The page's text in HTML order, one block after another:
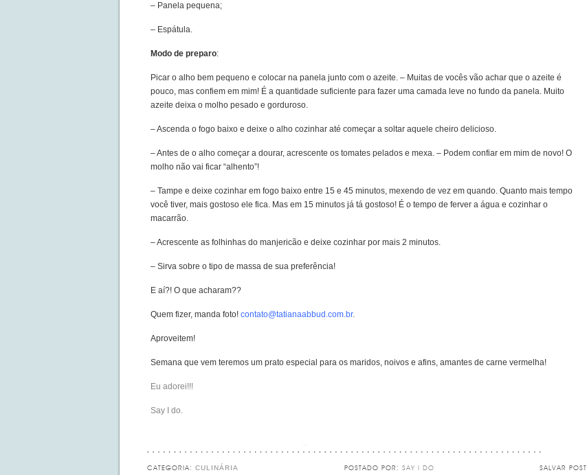
– Panela pequena;
– Espátula.
Modo de preparo:
Picar o alho bem pequeno e colocar na panela junto com o azeite. – Muitas de vocês vão achar que o azeite é
pouco, mas confiem em mim! É a quantidade suficiente para fazer uma camada leve no fundo da panela. Muito
azeite deixa o molho pesado e gorduroso.
– Ascenda o fogo baixo e deixe o alho cozinhar até começar a soltar aquele cheiro delicioso.
– Antes de o alho começar a dourar, acrescente os tomates pelados e mexa. – Podem confiar em mim de novo! O
molho não vai ficar “alhento”!
– Tampe e deixe cozinhar em fogo baixo entre 15 e 45 minutos, mexendo de vez em quando. Quanto mais tempo
você tiver, mais gostoso ele fica. Mas em 15 minutos já tá gostoso! É o tempo de ferver a água e cozinhar o
macarrão.
– Acrescente as folhinhas do manjericão e deixe cozinhar por mais 2 minutos.
– Sirva sobre o tipo de massa de sua preferência!
E aí?! O que acharam??
Quem fizer, manda foto! contato@tatianaabbud.com.br.
Aproveitem!
Semana que vem teremos um prato especial para os maridos, noivos e afins, amantes de carne vermelha!
Eu adorei!!!
Say I do.
CATEGORIA: CULINÁRIA SALVAR POST
POSTADO POR: SAY I DO